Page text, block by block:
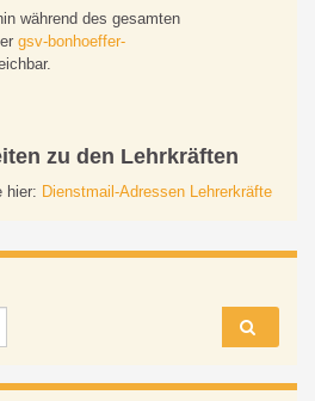
während des gesamten
gsv-bonhoeffer-
zu den Lehrkräften
hier: Dienstmail-Adressen Lehrerkräfte